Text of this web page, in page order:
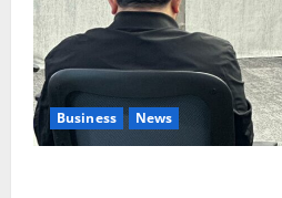
Business News